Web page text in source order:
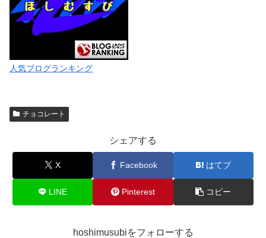
人気ブログランキング
チョコレート
シェアする
X Facebook はてブ
LINE Pinterest コピー
hoshimusubiをフォローする